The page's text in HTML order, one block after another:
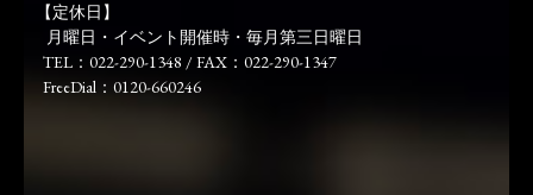
【定休日】
月曜日・イベント開催時・毎月第三日曜日
TEL：022-290-1348 / FAX：022-290-1347
FreeDial：0120-660246